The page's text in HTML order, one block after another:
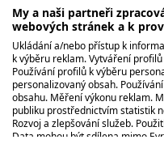
My a naši partneři
webových stránek a k
Ukládání a/nebo přístup k
k výběru reklam. Vytváření
Používání profilů k výběru
personalizovaný obsah.
obsahu. Měření výkonu reklam.
publiku prostřednictvím statistik
Rozvoj a zlepšování služeb.
Data mohou být sdílena mimo